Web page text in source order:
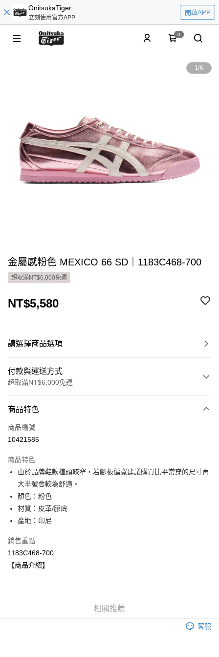
OnitsukaTiger
立刻使用官方APP
開啟APP
0
1/6
金屬感粉色 MEXICO 66 SD｜1183C468-700
超取滿NT$6,000免運
NT$5,580
請選擇商品選項
付款與運送方式
超取滿NT$6,000免運
信用卡一次付款
超商取貨付款
Apple Pay
ATM付款
運送方式
每筆NT$80，滿NT$6,000(含以上)免運費
每筆NT$80，滿NT$6,000(含以上)免運費
商品特色
商品編號
10421585
商品特色
由於品牌鞋款楦頭較窄，若腳板偏寬建議購買比平常穿的尺寸再
大半號會較為舒適。
顏色：粉色
材質：皮革/膠底
產地：印尼
銷售重點
1183C468-700
【商品介紹】
相關推薦
客服